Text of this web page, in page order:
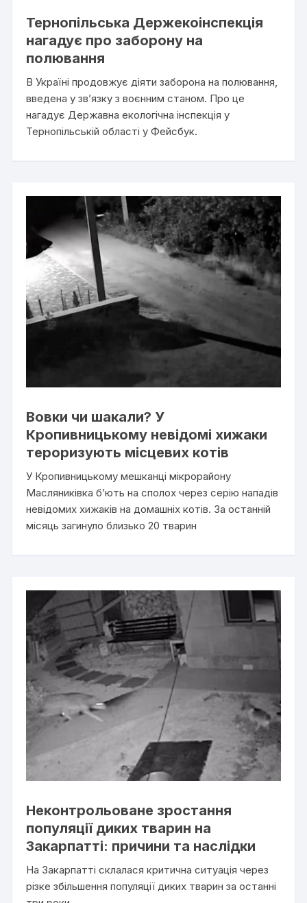
Тернопільська Держекоінспекція
нагадує про заборону на
полювання
В Україні продовжує діяти заборона на полювання,
введена у зв’язку з воєнним станом. Про це
нагадує Державна екологічна інспекція у
Тернопільській області у Фейсбук.
Вовки чи шакали? У
Кропивницькому невідомі хижаки
тероризують місцевих котів
У Кропивницькому мешканці мікрорайону
Масляниківка б’ють на сполох через серію нападів
невідомих хижаків на домашніх котів. За останній
місяць загинуло близько 20 тварин
Неконтрольоване зростання
популяції диких тварин на
Закарпатті: причини та наслідки
На Закарпатті склалася критична ситуація через
різке збільшення популяції диких тварин за останні